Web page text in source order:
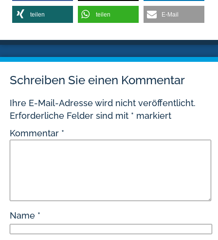
teilen teilen E-Mail
Schreiben Sie einen Kommentar
Ihre E-Mail-Adresse wird nicht veröffentlicht.
Erforderliche Felder sind mit * markiert
Kommentar *
Name *